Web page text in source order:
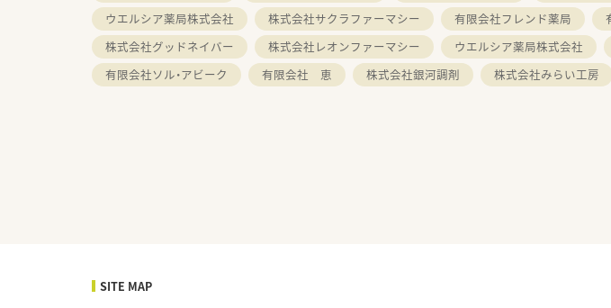
ウエルシア薬局株式会社
株式会社サクラファーマシー 有限会社フレンド薬局
株式会社グッドネイバー
株式会社レオンファーマシー ウエルシア薬局株式会社
有限会社ソル・アビーク
有限会社 恵 株式会社銀河調剤 株式会社みらい工房
SITE MAP